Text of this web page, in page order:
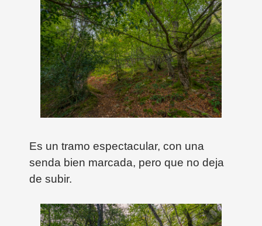
Es un tramo espectacular, con una
senda bien marcada, pero que no deja
de subir.